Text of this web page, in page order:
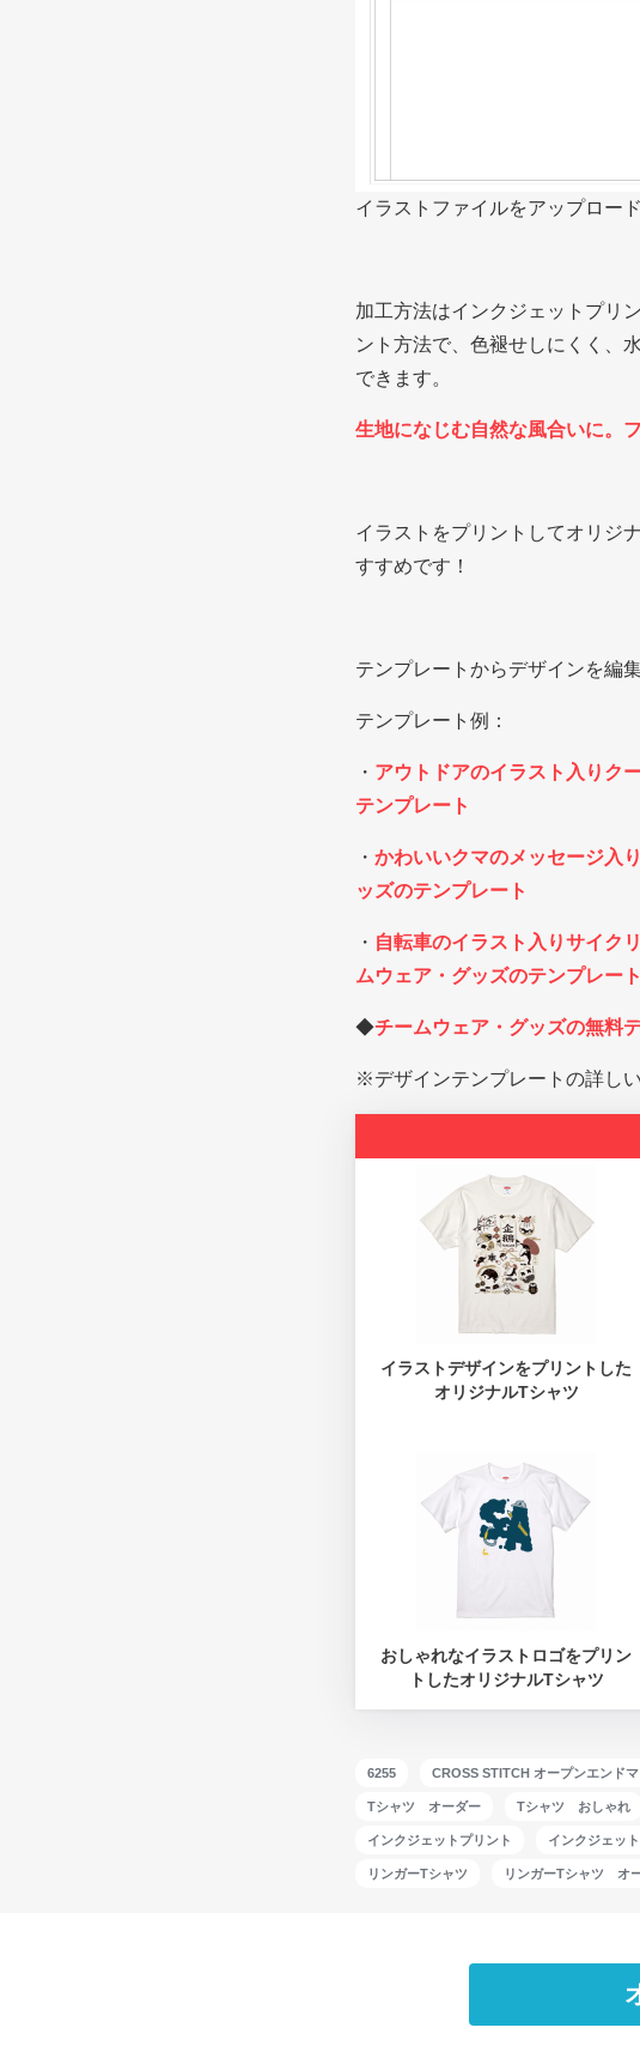
イラストファイルをアップロー
加工方法はインクジェットプリ
ント方法で、色褪せしにくく、
できます。
生地になじむ自然な風合いに。
イラストをプリントしてオリジ
すすめです！
テンプレートからデザインを編
テンプレート例：
・ アウトドアのイラスト入りク
テンプレート
・ かわいいクマのメッセージ入
ッズのテンプレート
・ 自転車のイラスト入りサイク
ムウェア・グッズのテンプレート
◆チームウェア・グッズの無料
※デザインテンプレートの詳し
イラストデザインをプリントした
オリジナルTシャツ
おしゃれなイラストロゴをプリン
トしたオリジナルTシャツ
6255 CROSS STITCH オープンエンド
Tシャツ オーダー Tシャツ おしゃれ
インクジェットプリント インクジェッ
リンガーTシャツ リンガーTシャツ オ